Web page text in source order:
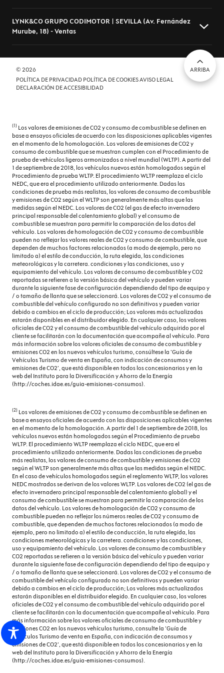
Controles de climatización diferenciados digitales para
Cristal trasero oscurecido en el lateral trasero
Cámara de visión de 360º vista mejorada 3D
Diez altavoces ( Infinity ) con subwoofer
Dirección asistida eléctrica con endurecimiento
progresivo s/velocidad y desmultiplicación variable
Doble embrague manual secuencial
Dos reposacabezas en asientos delanteros ajustables
en altura, tres reposacabezas en asientos traseros
ajustables en altura
Elevalunas eléctricos delanteros y traseros con dos de
ellos de un solo toque
Encendido diurno automático
Equipo de audio con radio AM/FM, radio digital y
pantalla táctil pantalla a color y 360 W
Equipo reparación neumáticos
Espejo de cortesía iluminado en conductor en
acompañante
Faros con lente elipsoidal, bombilla LED y luz larga con
bombilla LED
Filtro de partículas
Freno mano electrónico
km
Garantía completa del vehículo: 48 meses y 120.000
km
Garantía de asistencia en carretera: 120 meses
distancia 120.000 km
Garantía de la batería: 48 meses y 120.000 Km
Garantía de la pintura: 48 meses distancia 120.000 km
Garantía del motor y mecanismos de tracción: 48 meses
y 120.000 km
Iluminación ambiental envolvente y selección de color
Indicador de baja presion de los neumáticos
Informacion Espacio para Parking
Integración móvil Apple CarPlay, Android Auto, 999,
999, 0, conexión inalámbrica Apple y Conexión
inalámbrica Android
Lavafaros
Lavaparabrisas calefactable
Av. Fernández Murube, 10 A, Sevilla - 41007 Sevilla (Sevilla)
954510666
codimotor@codimotor.com
LYNK&CO GRUPO CODIMOTOR | SEVILLA (Av. Fernández
Murube, 18) - Ventas
Av. Fernández Murube, 18, Sevilla - 41007 Sevilla (Sevilla)
954320323
© 2026
POLÍTICA DE PRIVACIDAD POLÍTICA DE COOKIESAVISO LEGAL
DECLARACIÓN DE ACCESIBILIDAD
ARRIBA
(1) Los valores de emisiones de CO2 y consumo de combustible se definen en
base a ensayos oficiales de acuerdo con las disposiciones aplicables vigentes
en el momento de la homologación. Los valores de emisiones de CO2 y
consumo de combustible que se muestran cumplen con el Procedimiento de
prueba de vehículos ligeros armonizados a nivel mundial (WLTP). A partir del
1 de septiembre de 2018, los vehículos nuevos están homologados según el
Procedimiento de prueba WLTP. El procedimiento WLTP reemplaza el ciclo
NEDC, que era el procedimiento utilizado anteriormente. Dadas las
condiciones de prueba más realistas, los valores de consumo de combustible
y emisiones de CO2 según el WLTP son generalmente más altas que las
medidas según el NEDC. Los valores de CO2 (el gas de efecto invernadero
principal responsable del calentamiento global) y el consumo de
combustible se muestran para permitir la comparación de los datos del
vehículo. Los valores de homologación de CO2 y consumo de combustible
pueden no reflejar los valores reales de CO2 y consumo de combustible, que
dependen de muchos factores relacionados (a modo de ejemplo, pero no
limitado a) el estilo de conducción, la ruta elegida, las condiciones
meteorológicas y la carretera. condiciones y las condiciones, uso y
equipamiento del vehículo. Los valores de consumo de combustible y CO2
reportadas se refieren a la versión básica del vehículo y pueden variar
durante la siguiente fase de configuración dependiendo del tipo de equipo y
/ o tamaño de llanta que se seleccionará. Los valores de CO2 y el consumo de
combustible del vehículo configurado no son definitivos y pueden variar
debido a cambios en el ciclo de producción; Los valores más actualizadas
estarán disponibles en el distribuidor elegido. En cualquier caso, los valores
oficiales de CO2 y el consumo de combustible del vehículo adquirido por el
cliente se facilitarán con la documentación que acompañe al vehículo. Para
más información sobre los valores oficiales de consumo de combustible y
emisiones CO2 en los nuevos vehículos turismo, consúltese la 'Guía de
Vehículos Turismo de venta en España, con indicación de consumos y
emisiones de CO2', que está disponible en todos los concesionarios y en la
web del Instituto para la Diversificación y Ahorro de la Energía
(http://coches.idae.es/guia-emisiones-consumos).
(2) Los valores de emisiones de CO2 y consumo de combustible se definen en
base a ensayos oficiales de acuerdo con las disposiciones aplicables vigentes
en el momento de la homologación. A partir del 1 de septiembre de 2018, los
vehículos nuevos están homologados según el Procedimiento de prueba
WLTP. El procedimiento WLTP reemplaza el ciclo NEDC, que era el
procedimiento utilizado anteriormente. Dadas las condiciones de prueba
más realistas, los valores de consumo de combustible y emisiones de CO2
según el WLTP son generalmente más altas que las medidas según el NEDC.
En el caso de vehículos homologados según el reglamento WLTP, los valores
NEDC mostrados se derivan de los valores WLTP. Los valores de CO2 (el gas de
efecto invernadero principal responsable del calentamiento global) y el
consumo de combustible se muestran para permitir la comparación de los
datos del vehículo. Los valores de homologación de CO2 y consumo de
combustible pueden no reflejar los números reales de CO2 y consumo de
combustible, que dependen de muchos factores relacionados (a modo de
ejemplo, pero no limitado a) el estilo de conducción, la ruta elegida, las
condiciones meteorológicas y la carretera. condiciones y las condiciones,
uso y equipamiento del vehículo. Los valores de consumo de combustible y
CO2 reportadas se refieren a la versión básica del vehículo y pueden variar
durante la siguiente fase de configuración dependiendo del tipo de equipo y
/ o tamaño de llanta que se seleccionará. Los valores de CO2 y el consumo de
combustible del vehículo configurado no son definitivos y pueden variar
debido a cambios en el ciclo de producción; Los valores más actualizados
estarán disponibles en el distribuidor elegido. En cualquier caso, los valores
oficiales de CO2 y el consumo de combustible del vehículo adquirido por el
cliente se facilitarán con la documentación que acompañe al vehículo. Para
más información sobre los valores oficiales de consumo de combustible y
emisiones CO2 en los nuevos vehículos turismo, consulte la 'Guía de
Vehículos Turismo de venta en España, con indicación de consumos y
emisiones de CO2', que está disponible en todos los concesionarios y en la
web del Instituto para la Diversificación y Ahorro de la Energía
(http://coches.idae.es/guia-emisiones-consumos).